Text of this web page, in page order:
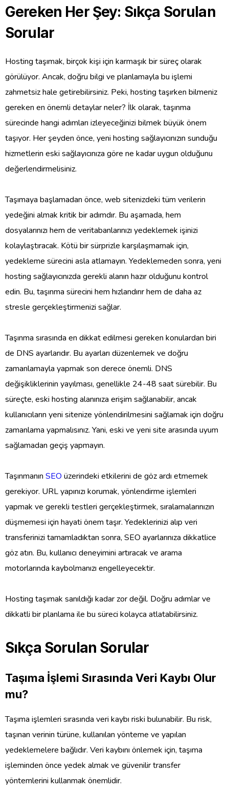
Gereken Her Şey: Sıkça Sorulan
Sorular
Hosting taşımak, birçok kişi için karmaşık bir süreç olarak
görülüyor. Ancak, doğru bilgi ve planlamayla bu işlemi
zahmetsiz hale getirebilirsiniz. Peki, hosting taşırken bilmeniz
gereken en önemli detaylar neler? İlk olarak, taşınma
sürecinde hangi adımları izleyeceğinizi bilmek büyük önem
taşıyor. Her şeyden önce, yeni hosting sağlayıcınızın sunduğu
hizmetlerin eski sağlayıcınıza göre ne kadar uygun olduğunu
değerlendirmelisiniz.
Taşımaya başlamadan önce, web sitenizdeki tüm verilerin
yedeğini almak kritik bir adımdır. Bu aşamada, hem
dosyalarınızı hem de veritabanlarınızı yedeklemek işinizi
kolaylaştıracak. Kötü bir sürprizle karşılaşmamak için,
yedekleme sürecini asla atlamayın. Yedeklemeden sonra, yeni
hosting sağlayıcınızda gerekli alanın hazır olduğunu kontrol
edin. Bu, taşınma sürecini hem hızlandırır hem de daha az
stresle gerçekleştirmenizi sağlar.
Taşınma sırasında en dikkat edilmesi gereken konulardan biri
de DNS ayarlarıdır. Bu ayarları düzenlemek ve doğru
zamanlamayla yapmak son derece önemli. DNS
değişikliklerinin yayılması, genellikle 24-48 saat sürebilir. Bu
süreçte, eski hosting alanınıza erişim sağlanabilir, ancak
kullanıcıların yeni sitenize yönlendirilmesini sağlamak için doğru
zamanlama yapmalısınız. Yani, eski ve yeni site arasında uyum
sağlamadan geçiş yapmayın.
Taşınmanın SEO üzerindeki etkilerini de göz ardı etmemek
gerekiyor. URL yapınızı korumak, yönlendirme işlemleri
yapmak ve gerekli testleri gerçekleştirmek, sıralamalarınızın
düşmemesi için hayati önem taşır. Yedeklerinizi alıp veri
transferinizi tamamladıktan sonra, SEO ayarlarınıza dikkatlice
göz atın. Bu, kullanıcı deneyimini artıracak ve arama
motorlarında kaybolmanızı engelleyecektir.
Hosting taşımak sanıldığı kadar zor değil. Doğru adımlar ve
dikkatli bir planlama ile bu süreci kolayca atlatabilirsiniz.
Sıkça Sorulan Sorular
Taşıma İşlemi Sırasında Veri Kaybı Olur
mu?
Taşıma işlemleri sırasında veri kaybı riski bulunabilir. Bu risk,
taşınan verinin türüne, kullanılan yönteme ve yapılan
yedeklemelere bağlıdır. Veri kaybını önlemek için, taşıma
işleminden önce yedek almak ve güvenilir transfer
yöntemlerini kullanmak önemlidir.